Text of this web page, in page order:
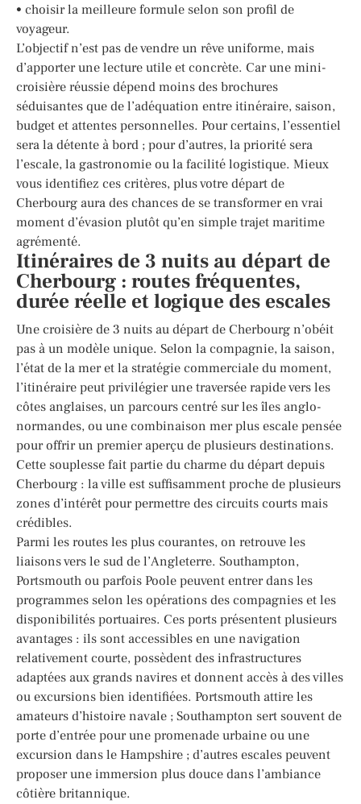
• choisir la meilleure formule selon son profil de
voyageur.
L’objectif n’est pas de vendre un rêve uniforme, mais
d’apporter une lecture utile et concrète. Car une mini-
croisière réussie dépend moins des brochures
séduisantes que de l’adéquation entre itinéraire, saison,
budget et attentes personnelles. Pour certains, l’essentiel
sera la détente à bord ; pour d’autres, la priorité sera
l’escale, la gastronomie ou la facilité logistique. Mieux
vous identifiez ces critères, plus votre départ de
Cherbourg aura des chances de se transformer en vrai
moment d’évasion plutôt qu’en simple trajet maritime
agrémenté.
Itinéraires de 3 nuits au départ de
Cherbourg : routes fréquentes,
durée réelle et logique des escales
Une croisière de 3 nuits au départ de Cherbourg n’obéit
pas à un modèle unique. Selon la compagnie, la saison,
l’état de la mer et la stratégie commerciale du moment,
l’itinéraire peut privilégier une traversée rapide vers les
côtes anglaises, un parcours centré sur les îles anglo-
normandes, ou une combinaison mer plus escale pensée
pour offrir un premier aperçu de plusieurs destinations.
Cette souplesse fait partie du charme du départ depuis
Cherbourg : la ville est suffisamment proche de plusieurs
zones d’intérêt pour permettre des circuits courts mais
crédibles.
Parmi les routes les plus courantes, on retrouve les
liaisons vers le sud de l’Angleterre. Southampton,
Portsmouth ou parfois Poole peuvent entrer dans les
programmes selon les opérations des compagnies et les
disponibilités portuaires. Ces ports présentent plusieurs
avantages : ils sont accessibles en une navigation
relativement courte, possèdent des infrastructures
adaptées aux grands navires et donnent accès à des villes
ou excursions bien identifiées. Portsmouth attire les
amateurs d’histoire navale ; Southampton sert souvent de
porte d’entrée pour une promenade urbaine ou une
excursion dans le Hampshire ; d’autres escales peuvent
proposer une immersion plus douce dans l’ambiance
côtière britannique.